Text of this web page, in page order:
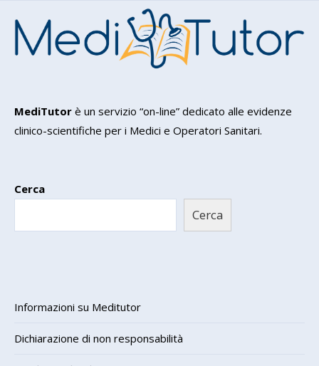
MediTutor è un servizio “on-line” dedicato alle evidenze
clinico-scientifiche per i Medici e Operatori Sanitari.
Cerca
Cerca
Informazioni su Meditutor
Dichiarazione di non responsabilità